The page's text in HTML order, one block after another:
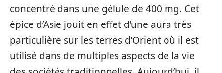
concentré dans une gélule de 400 mg. Cet
épice d’Asie jouit en effet d’une aura très
particulière sur les terres d’Orient où il est
utilisé dans de multiples aspects de la vie